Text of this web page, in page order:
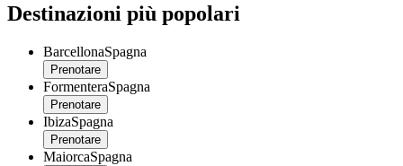
Destinazioni più popolari
BarcellonaSpagna
Prenotare
FormenteraSpagna
Prenotare
IbizaSpagna
Prenotare
MaiorcaSpagna